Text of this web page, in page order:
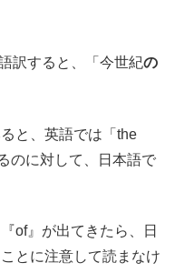
訳すると、「今世紀の
と、英語では「the
のに対して、日本語で
of』が出てきたら、日
とに注意して読まなけ